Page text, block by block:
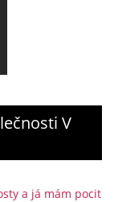
V
a já mám pocit